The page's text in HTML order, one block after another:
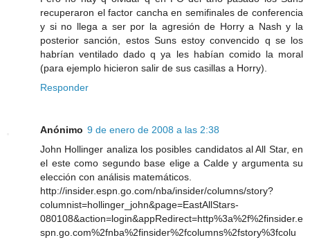
recuperaron el factor cancha en semifinales de conferencia
y si no llega a ser por la agresión de Horry a Nash y la
posterior sanción, estos Suns estoy convencido q se los
habrían ventilado dado q ya les habían comido la moral
(para ejemplo hicieron salir de sus casillas a Horry).
Responder
Anónimo 9 de enero de 2008 a las 2:38
John Hollinger analiza los posibles candidatos al All Star, en
el este como segundo base elige a Calde y argumenta su
elección con análisis matemáticos.
http://insider.espn.go.com/nba/insider/columns/story?
columnist=hollinger_john&page=EastAllStars-
080108&action=login&appRedirect=http%3a%2f%2finsider.e
spn.go.com%2fnba%2finsider%2fcolumns%2fstory%3fcolu